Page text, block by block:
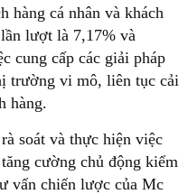
hàng cá nhân và khách
lượt là 7,17% và
cung cấp các giải pháp
trường vi mô, liên tục cải
hàng.
soát và thực hiện việc
cường chủ động kiểm
vấn chiến lược của Mc